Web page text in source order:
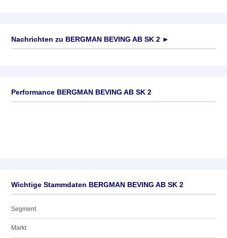
Nachrichten zu BERGMAN BEVING AB SK 2 ►
Performance BERGMAN BEVING AB SK 2
Wichtige Stammdaten BERGMAN BEVING AB SK 2
Segment
Markt